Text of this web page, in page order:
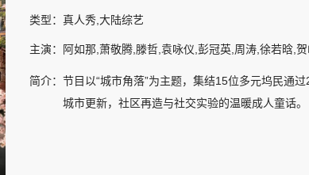
类型： 真人秀,大陆综艺
主演： 阿如那,萧敬腾,滕哲,袁咏仪,彭冠英,周涛,徐若晗,
简介： 节目以“城市角落”为主题，集结15位多元坞民通
城市更新，社区再造与社交实验的温暖成人童话。